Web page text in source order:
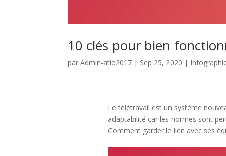
10 clés pour bien
parAdmin-atid2017 | Sep 25, 2020 |
Le télétravail est un système
adaptabilité car les normes sont
Comment garder le lien avec ses